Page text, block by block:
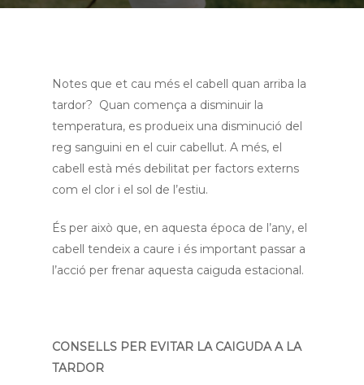
Notes que et cau més el cabell quan arriba la
tardor? Quan comença a disminuir la
temperatura, es produeix una disminució del
reg sanguini en el cuir cabellut. A més, el
cabell està més debilitat per factors externs
com el clor i el sol de l’estiu.
És per això que, en aquesta época de l’any, el
cabell tendeix a caure i és important passar a
l’acció per frenar aquesta caiguda estacional.
CONSELLS PER EVITAR LA CAIGUDA A LA
TARDOR